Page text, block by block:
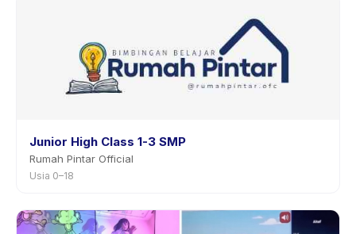
Junior High Class 1-3 SMP
Rumah Pintar Official
Usia 0–18